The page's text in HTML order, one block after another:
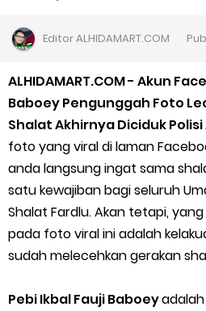
Apa itu Grab Saap? Layanan Antri
Cara Jitu Mendapat
Cara Ping DNS Server
Cara Mudah Melihat Nomor
7 Cara Mudah Top Up
5 Versi Map Paling Gacor
EditorALHIDAMART.COM
ALHIDAMART.COM - Akun
Baboey Pengunggah Foto
Shalat Akhirnya Diciduk Polisi
foto yang viral di laman
anda langsung ingat sama
satu kewajiban bagi seluruh
Shalat Fardlu. Akan tetapi,
pada foto viral ini adalah
sudah melecehkan gerakan
Pebi Ikbal Fauji Baboey